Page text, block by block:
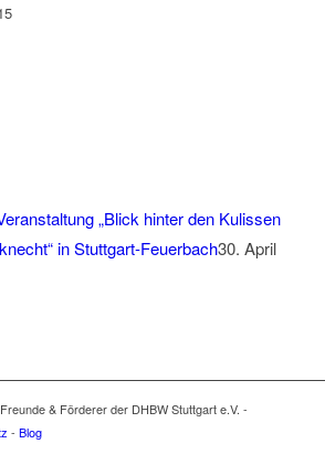
„Blick hinter den Kulissen
in Stuttgart-Feuerbach30. April
& Förderer der DHBW Stuttgart e.V. -
- Blog